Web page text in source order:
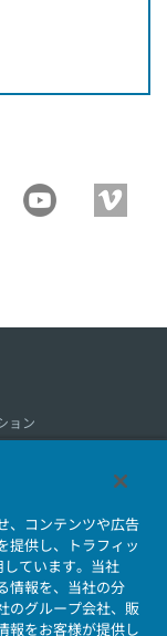
ョン
会社情報新着一覧
、コンテンツや広告
提供し、トラフィッ
ています。当社
情報を、当社の分
のグループ会社、販
報をお客様が提供し